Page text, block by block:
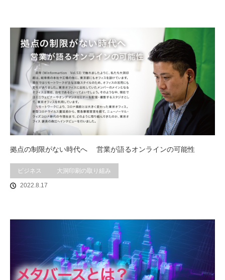
拠点の制限がない時代へ 営業が語るオンラインの可能性
ビジネス 大洞印刷の取り組み
2022.8.17